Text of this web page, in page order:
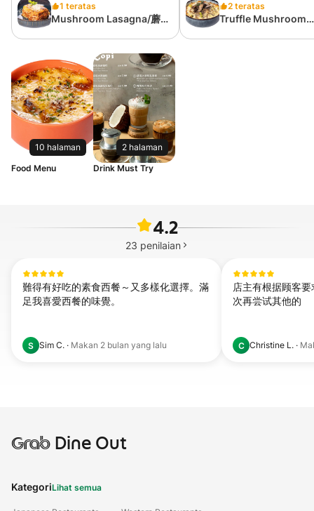
1 teratas
Mushroom Lasagna/蘑
2 teratas
Truffle Mushroom
10 halaman
Food Menu
2 halaman
Drink Must Try
4.2
23 penilaian
難得有好吃的素食西餐～又多樣化選擇。滿
足我喜愛西餐的味覺。
S Sim C. · Makan 2 bulan yang lalu
店主有根据顾客
次再尝试其他的
C Christine L. ·
GrabDine Out
KategoriLihat semua